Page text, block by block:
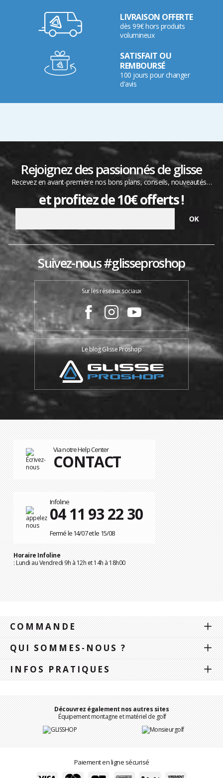
LIVRAISON OFFERTE
dès 99€ hors produits
volumineux
SATISFAIT OU
REMBOURSÉ
100 jours pour changer
d'avis
Rejoignez des passionnés de glisse
Recevez en avant-première nos bons plans, conseils, nouveautés…
et profitez de 10€ offerts !
Suivez-nous #glisseproshop
Sur les réseaux sociaux
Le blog Glisse Proshop
Via notre Help Center
CONTACT
Infoline
04 11 93 22 30
Fermé le 14/07 et le 15/08
Horaire Infoline
: Lundi au Vendredi 9h à 12h et 14h à 18h00
COMMANDE
QUI SOMMES-NOUS ?
INFOS PRATIQUES
Découvrez également nos autres sites
Équipement montagne et matériel de golf
Paiement en ligne sécurisé